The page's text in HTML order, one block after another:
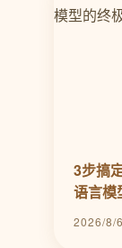
3步搞
语言模
2026/8/